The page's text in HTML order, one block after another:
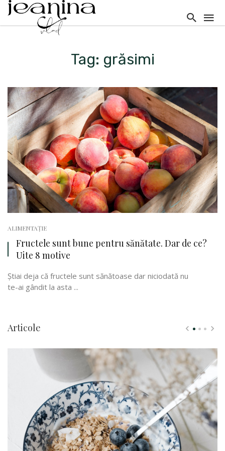
Tag: grăsimi
ALIMENTAȚIE
Fructele sunt bune pentru sănătate. Dar de ce?
Uite 8 motive
Știai deja că fructele sunt sănătoase dar niciodată nu
te-ai gândit la asta ...
Articole